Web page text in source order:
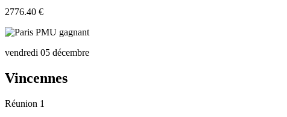
2776.40 €
vendredi 05 décembre
Vincennes
Réunion 1